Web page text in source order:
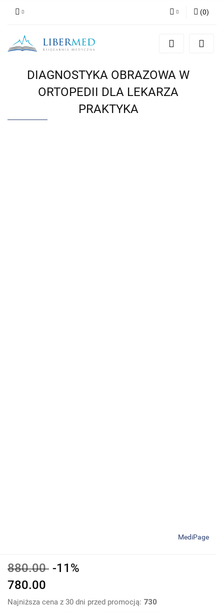
Zaloguj się
(0)
DIAGNOSTYKA OBRAZOWA W
ORTOPEDII DLA LEKARZA
PRAKTYKA
MediPage
880.00 -11%
780.00
Najniższa cena z 30 dni przed promocją: 730